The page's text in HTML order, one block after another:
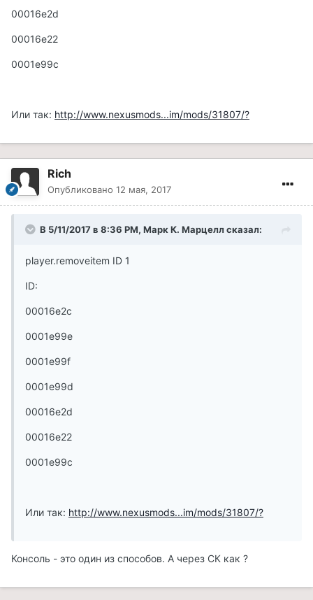
00016e2d
00016e22
0001e99c
Или так: http://www.nexusmods...im/mods/31807/?
Rich
Опубликовано 12 мая, 2017
В 5/11/2017 в 8:36 PM, Марк К. Марцелл сказал:
player.removeitem ID 1
ID:
00016e2c
0001e99e
0001e99f
0001e99d
00016e2d
00016e22
0001e99c
Или так: http://www.nexusmods...im/mods/31807/?
Консоль - это один из способов. А через СК как ?